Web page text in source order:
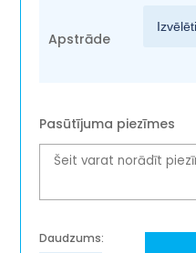
Apstrāde
Pasūtījuma piezīmes